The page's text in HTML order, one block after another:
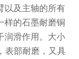
以及主轴的所有
样的石墨耐磨铜
润滑作用。大小
表部耐磨，又具